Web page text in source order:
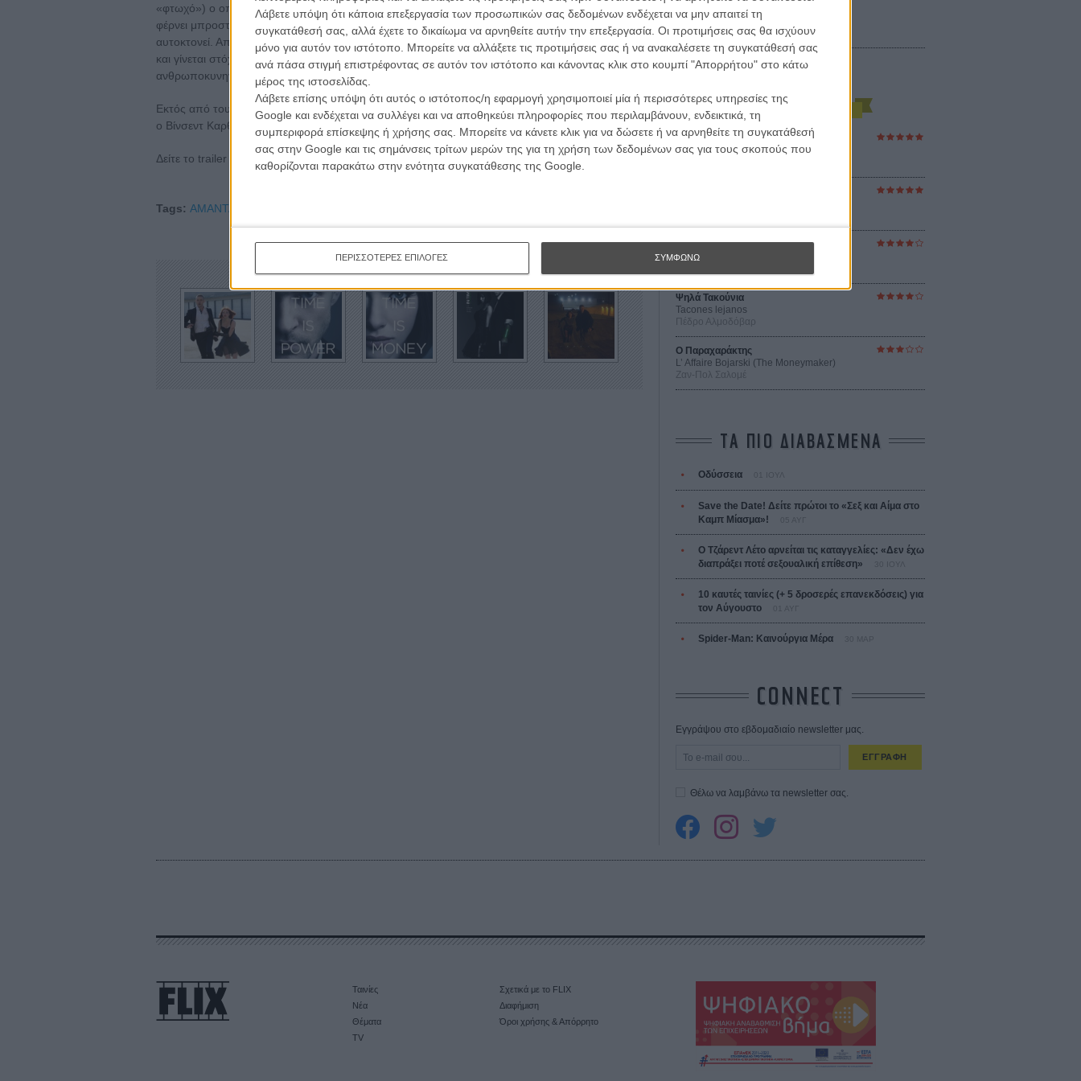
Λάβετε υπόψη ότι κάποια επεξεργασία των προσωπικών σας δεδομένων ενδέχεται να μην απαιτεί τη
συγκατάθεσή σας, αλλά έχετε το δικαίωμα να αρνηθείτε αυτήν την επεξεργασία. Οι προτιμήσεις σας θα ισχύουν
μόνο για αυτόν τον ιστότοπο. Μπορείτε να αλλάξετε τις προτιμήσεις σας ή να ανακαλέσετε τη συγκατάθεσή σας
ανά πάσα στιγμή επιστρέφοντας σε αυτόν τον ιστότοπο και κάνοντας κλικ στο κουμπί "Απορρήτου" στο κάτω
μέρος της ιστοσελίδας.
Λάβετε επίσης υπόψη ότι αυτός ο ιστότοπος/η εφαρμογή χρησιμοποιεί μία ή περισσότερες υπηρεσίες της
Google και ενδέχεται να συλλέγει και να αποθηκεύει πληροφορίες που περιλαμβάνουν, ενδεικτικά, τη
συμπεριφορά επίσκεψης ή χρήσης σας. Μπορείτε να κάνετε κλικ για να δώσετε ή να αρνηθείτε τη συγκατάθεσή
σας στην Google και τις σημάνσεις τρίτων μερών της για τη χρήση των δεδομένων σας για τους σκοπούς που
καθορίζονται παρακάτω στην ενότητα συγκατάθεσης της Google.
ΠΕΡΙΣΣΟΤΕΡΕΣ ΕΠΙΛΟΓΕΣ ΣΥΜΦΩΝΩ
«φτωχό») ο οποίος παλεύει να επιζήσει στο γκέτο του, μέρα με την μέρα. Μόνο που η μοίρα τον
φέρνει μπροστά σ' έναν απελπισμένο αιωνόβιο... νεαρό, ο οποίος του χαρίζει τα χρόνια του και
αυτοκτονεί. Από αυτό το σημείο και μετά όμως, μετακομίζει στα προάστια των προνομιούχων
και γίνεται στόχος. Η Αμάντα Σίφριντ, ως κόρη της υψηλής κοινωνίας, θα γίνει όμηρός του στο
ανθρωποκυνηγητό που στήνεται εναντίον του...
Εκτός από τους Τίμπερλεϊκ και Σίφριντ, το καστ πλαισιώνουν και οι Κίλιαν Μέρφι («Inception»),
ο Βίνσεντ Καρθάιζερ («Mad Men») και η Ολίβια Γουάιλντ («Cowboys and Aliens»).
Δείτε το trailer και χαζέψτε στο gallery τις πρώτες φωτογραφίες και πόστερ της ταινίας.
Tags: ΑΜΑΝΤΑ ΣΙΦΡΙΝΤ,
Οι Αρμονίες Βερκμάιστερ
Werckmeister Harmonies
Οδύσσεια
The Odyssey
Ψηλά Τακούνια
Tacones lejanos
Πέδρο Αλμοδόβαρ
Ο Παραχαράκτης
L’ Affaire Bojarski (The Moneymaker)
Ζαν-Πολ Σαλομέ
ΤΑ ΠΙΟ ΔΙΑΒΑΣΜΕΝΑ
Οδύσσεια
Save the Date! Δείτε πρώτοι το «Σεξ και Αίμα στο
Καμπ Μίασμα»!
Ο Τζάρεντ Λέτο αρνείται τις καταγγελίες: «Δεν έχω
διαπράξει ποτέ σεξουαλική επίθεση»
10 καυτές ταινίες (+ 5 δροσερές επανεκδόσεις) για
τον Αύγουστο
Spider-Man: Καινούργια Μέρα 30 ΜΑΡ
CONNECT
Εγγράψου στο εβδομαδιαίο newsletter μας.
ΕΓΓΡΑΦΗ
Θέλω να λαμβάνω τα newsletter σας.
Ταινίες
Νέα
Θέματα
TV
Σχετικά με το FLIX
Διαφήμιση
Όροι χρήσης & Απόρρητο